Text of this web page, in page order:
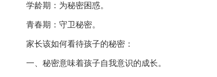
学龄期：为秘密困惑。
青春期：守卫秘密。
家长该如何看待孩子的秘密：
一、秘密意味着孩子自我意识的成长。